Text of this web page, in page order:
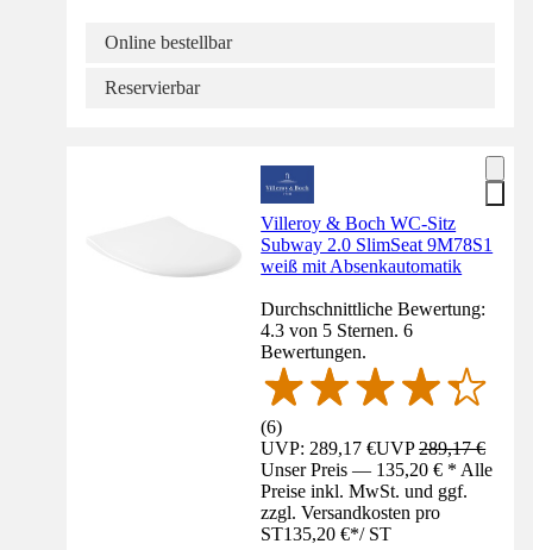
Online bestellbar
Reservierbar
Villeroy & Boch WC-Sitz
Subway 2.0 SlimSeat 9M78S1
weiß mit Absenkautomatik
Durchschnittliche Bewertung:
4.3 von 5 Sternen. 6
Bewertungen.
(6)
UVP: 289,17 €UVP289,17 €
Unser Preis — 135,20 € * Alle
Preise inkl. MwSt. und ggf.
zzgl. Versandkosten pro
ST135,20 €*/ ST